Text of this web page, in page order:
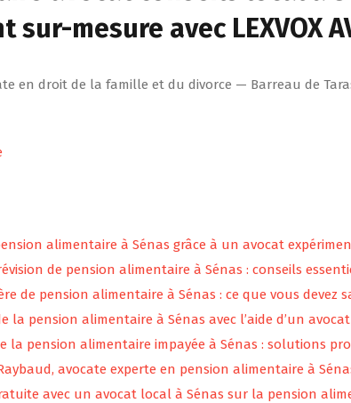
mesure avec LEXVOX
en droit de la famille et du divorce — Barreau de
alimentaire à Sénas grâce à un avocat
de pension alimentaire à Sénas : conseils
de pension alimentaire à Sénas : ce que vous devez
la pension alimentaire à Sénas avec l’aide d’un
la pension alimentaire impayée à Sénas : solutions
avocate experte en pension alimentaire à
avec un avocat local à Sénas sur la pension